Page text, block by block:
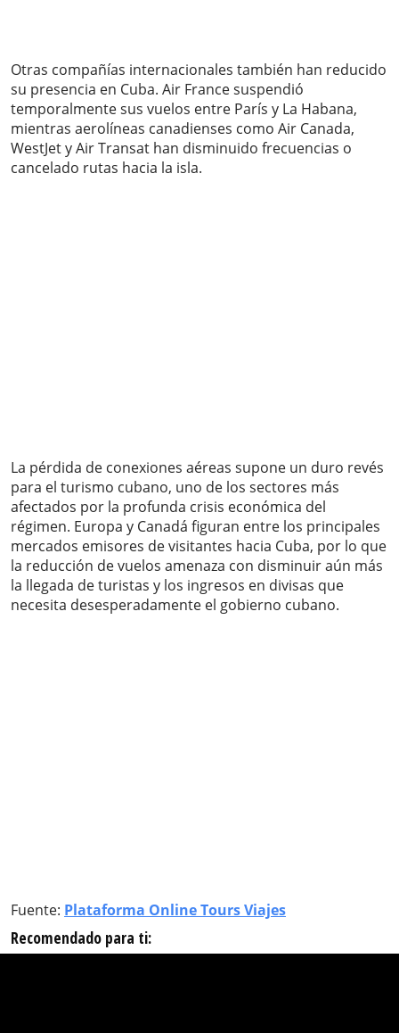
Otras compañías internacionales también han reducido
su presencia en Cuba. Air France suspendió
temporalmente sus vuelos entre París y La Habana,
mientras aerolíneas canadienses como Air Canada,
WestJet y Air Transat han disminuido frecuencias o
cancelado rutas hacia la isla.
La pérdida de conexiones aéreas supone un duro revés
para el turismo cubano, uno de los sectores más
afectados por la profunda crisis económica del
régimen. Europa y Canadá figuran entre los principales
mercados emisores de visitantes hacia Cuba, por lo que
la reducción de vuelos amenaza con disminuir aún más
la llegada de turistas y los ingresos en divisas que
necesita desesperadamente el gobierno cubano.
Fuente: Plataforma Online Tours Viajes
Recomendado para ti: